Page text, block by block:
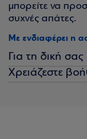
μπορείτε να
συχνές απάτες.
Με ενδιαφέρει η
Για τη δική
Χρειάζεστε